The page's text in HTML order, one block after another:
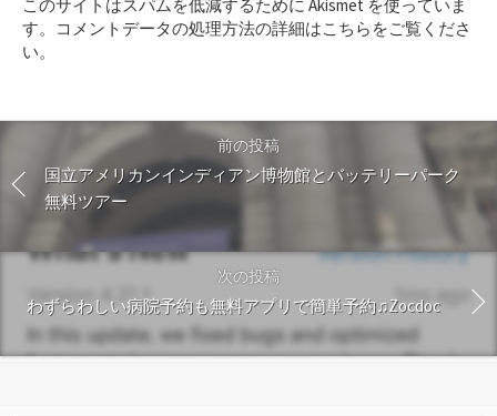
す
る
このサイトはスパムを低減するために Akismet を使っていま
す。
コメントデータの処理方法の詳細はこちらをご覧くださ
い。
前の投稿
国立アメリカンインディアン博物館とバッテリーパーク
無料ツアー
次の投稿
わずらわしい病院予約も無料アプリで簡単予約♫Zocdoc